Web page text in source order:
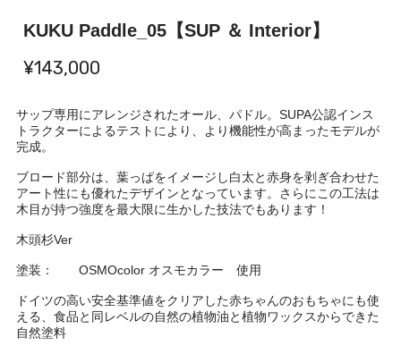
KUKU Paddle_05【SUP ＆ Interior】
¥143,000
サップ専用にアレンジされたオール、パドル。SUPA公認インス
トラクターによるテストにより、より機能性が高まったモデルが
完成。
ブロード部分は、葉っぱをイメージし白太と赤身を剥ぎ合わせた
アート性にも優れたデザインとなっています。さらにこの工法は
木目が持つ強度を最大限に生かした技法でもあります！
木頭杉Ver
塗装： OSMOcolor オスモカラー 使用
ドイツの高い安全基準値をクリアした赤ちゃんのおもちゃにも使
える、食品と同レベルの自然の植物油と植物ワックスからできた
自然塗料